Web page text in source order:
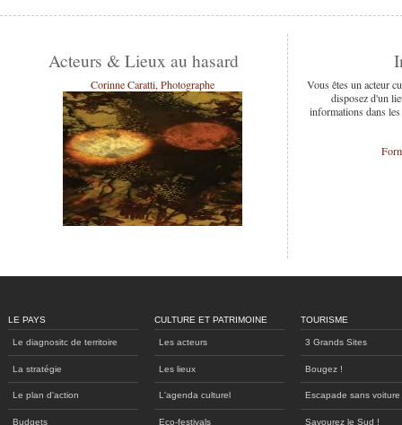
Acteurs & Lieux au hasard
Corinne Caratti, Photographe
Vous êtes un acteur
disposez d'un
informations dans
LE PAYS
Le diagnositc de territoire
La stratégie
Le plan d'action
Budgets
CULTURE ET PATRIMOINE
Les acteurs
Les lieux
L'agenda culturel
Eco-festivals
TOURISME
3 Grands Sites
Bougez !
Escapade sans voiture
Savourez le Sud !